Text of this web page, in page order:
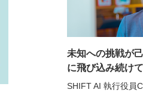
未知への挑戦が
に飛び込み続け
SHIFT AI 執行役員